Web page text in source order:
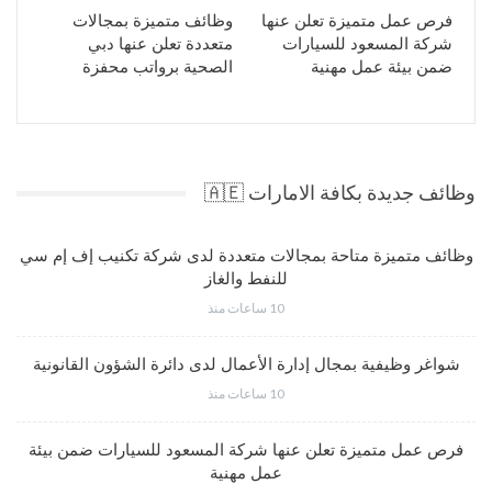
فرص عمل متميزة تعلن عنها
شركة المسعود للسيارات
ضمن بيئة عمل مهنية
وظائف متميزة بمجالات
متعددة تعلن عنها دبي
الصحية برواتب محفزة
وظائف جديدة بكافة الامارات 🇦🇪
وظائف متميزة متاحة بمجالات متعددة لدى شركة تكنيب إف إم سي
للنفط والغاز
10 ساعات منذ
شواغر وظيفية بمجال إدارة الأعمال لدى دائرة الشؤون القانونية
10 ساعات منذ
فرص عمل متميزة تعلن عنها شركة المسعود للسيارات ضمن بيئة
عمل مهنية